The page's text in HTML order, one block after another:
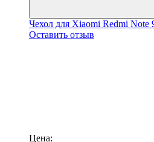
Чехол для Xiaomi Redmi Note
Оставить отзыв
Цена: